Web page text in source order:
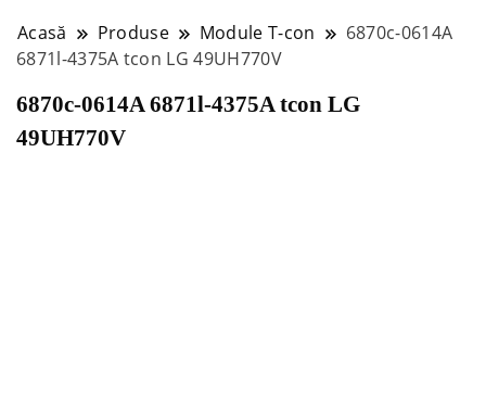
Acasă Produse Module T-con
6870c-0614A
6871l-4375A tcon LG 49UH770V
6870c-0614A 6871l-4375A tcon LG
49UH770V